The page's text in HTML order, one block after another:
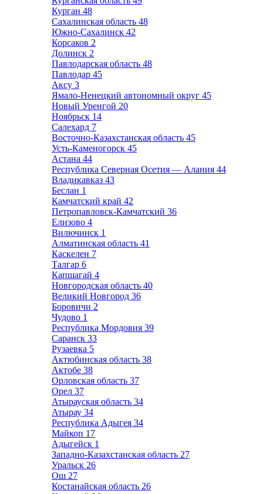
Курган 48
Сахалинская область 48
Южно-Сахалинск 42
Корсаков 2
Долинск 2
Павлодарская область 48
Павлодар 45
Аксу 3
Ямало-Ненецкий автономный округ 45
Новый Уренгой 20
Ноябрьск 14
Салехард 7
Восточно-Казахстанская область 45
Усть-Каменогорск 45
Астана 44
Республика Северная Осетия — Алания 44
Владикавказ 43
Беслан 1
Камчатский край 42
Петропавловск-Камчатский 36
Елизово 4
Вилючинск 1
Алматинская область 41
Каскелен 7
Талгар 6
Капшагай 4
Новгородская область 40
Великий Новгород 36
Боровичи 2
Чудово 1
Республика Мордовия 39
Саранск 33
Рузаевка 5
Актюбинская область 38
Актобе 38
Орловская область 37
Орел 37
Атырауская область 34
Атырау 34
Республика Адыгея 34
Майкоп 17
Адыгейск 1
Западно-Казахстанская область 27
Уральск 26
Ош 27
Костанайская область 26